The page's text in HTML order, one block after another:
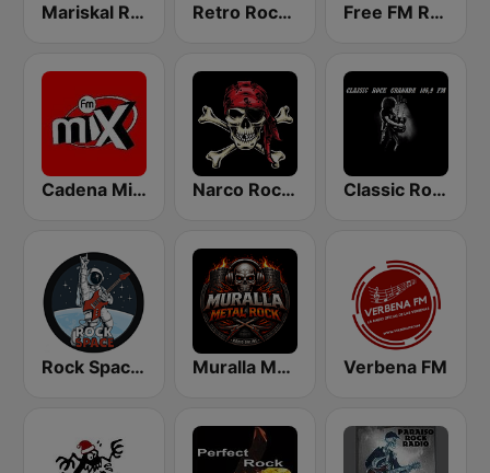
Mariskal Rock Retro Rock Revival Free FM Rock
Cadena Mix FM Narco Rock Metal Classic Rock Granada
Rock Space Radio Muralla Metal Rock Verbena FM